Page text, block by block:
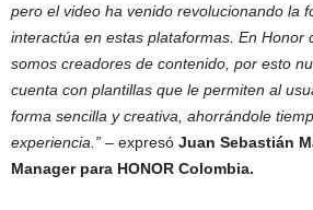
pero el video ha venido revolucionando la
interactúa en estas plataformas. En Honor
somos creadores de contenido, por esto
cuenta con plantillas que le permiten al
forma sencilla y creativa, ahorrándole
experiencia.” – expresó Juan Sebastián
Manager para HONOR Colombia.